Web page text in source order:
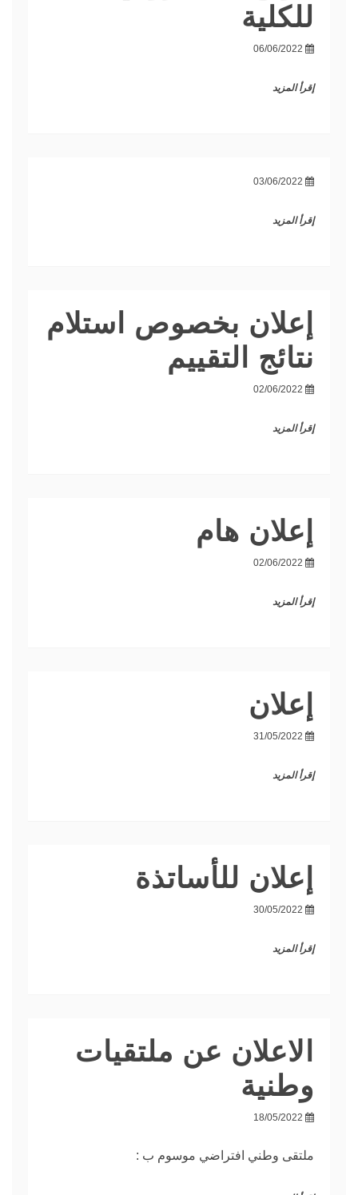
للكلية
06/06/2022
إقرأ المزيد
03/06/2022
إقرأ المزيد
إعلان بخصوص استلام
نتائج التقييم
02/06/2022
إقرأ المزيد
إعلان هام
02/06/2022
إقرأ المزيد
إعلان
31/05/2022
إقرأ المزيد
إعلان للأساتذة
30/05/2022
إقرأ المزيد
الاعلان عن ملتقيات
وطنية
18/05/2022
ملتقى وطني افتراضي موسوم ب :